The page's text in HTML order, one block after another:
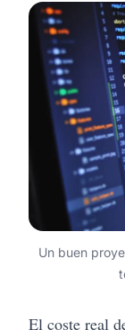
Un buen
El coste real